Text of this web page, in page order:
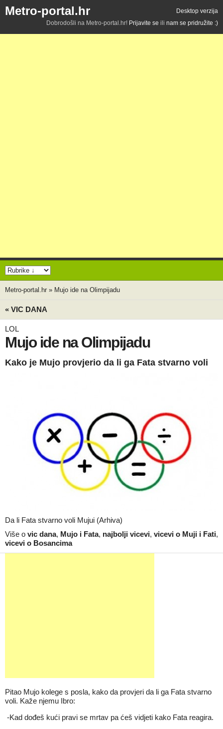
Metro-portal.hr
Desktop verzija
Dobrodošli na Metro-portal.hr! Prijavite se ili nam se pridružite :)
Metro-portal.hr » Mujo ide na Olimpijadu
« VIC DANA
LOL
Mujo ide na Olimpijadu
Kako je Mujo provjerio da li ga Fata stvarno voli
Da li Fata stvarno voli Mujui (Arhiva)
Više o vic dana, Mujo i Fata, najbolji vicevi, vicevi o Muji i Fati,
vicevi o Bosancima
Pitao Mujo kolege s posla, kako da provjeri da li ga Fata stvarno
voli. Kaže njemu Ibro:
-Kad dođeš kući pravi se mrtav pa ćeš vidjeti kako Fata reagira.